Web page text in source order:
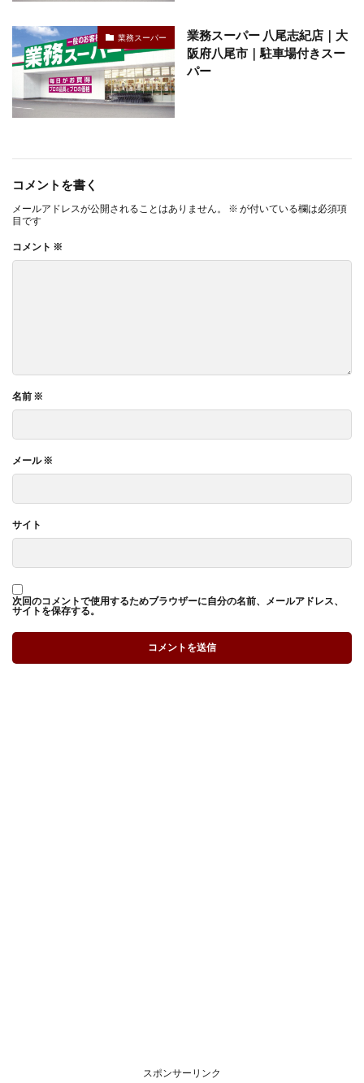
業務スーパー
業務スーパー 八尾志紀店｜大
阪府八尾市｜駐車場付きスー
パー
コメントを書く
メールアドレスが公開されることはありません。 ※ が付いている欄は必須項
目です
コメント ※
名前 ※
メール※
サイト
次回のコメントで使用するためブラウザーに自分の名前、メールアドレス、
サイトを保存する。
スポンサーリンク